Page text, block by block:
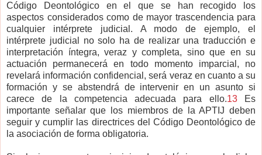
Código Deontológico en el que se han recogido los
aspectos considerados como de mayor trascendencia para
cualquier intérprete judicial. A modo de ejemplo, el
intérprete judicial no solo ha de realizar una traducción e
interpretación íntegra, veraz y completa, sino que en su
actuación permanecerá en todo momento imparcial, no
revelará información confidencial, será veraz en cuanto a su
formación y se abstendrá de intervenir en un asunto si
carece de la competencia adecuada para ello.13Es
importante señalar que los miembros de la APTIJ deben
seguir y cumplir las directrices del Código Deontológico de
la asociación de forma obligatoria.